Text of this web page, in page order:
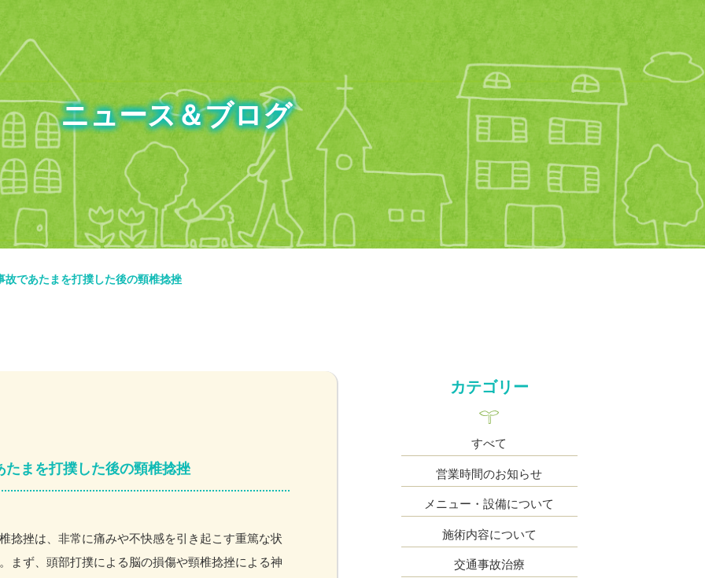
ニュース＆ブログ
故であたまを打撲した後の頸椎捻挫
たまを打撲した後の頸椎捻挫
捻挫は、非常に痛みや不快感を引き起こす重篤な状
まず、頭部打撲による脳の損傷や頸椎捻挫による神
カテゴリー
すべて
営業時間のお知らせ
メニュー・設備について
施術内容について
交通事故治療